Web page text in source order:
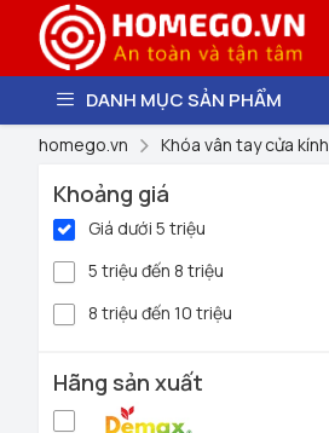
DANH MỤC SẢN PHẨM
homego.vn Khóa vân tay cửa kính
Khoảng giá
Giá dưới 5 triệu
5 triệu đến 8 triệu
8 triệu đến 10 triệu
Hãng sản xuất